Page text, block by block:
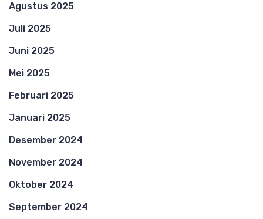
Agustus 2025
Juli 2025
Juni 2025
Mei 2025
Februari 2025
Januari 2025
Desember 2024
November 2024
Oktober 2024
September 2024